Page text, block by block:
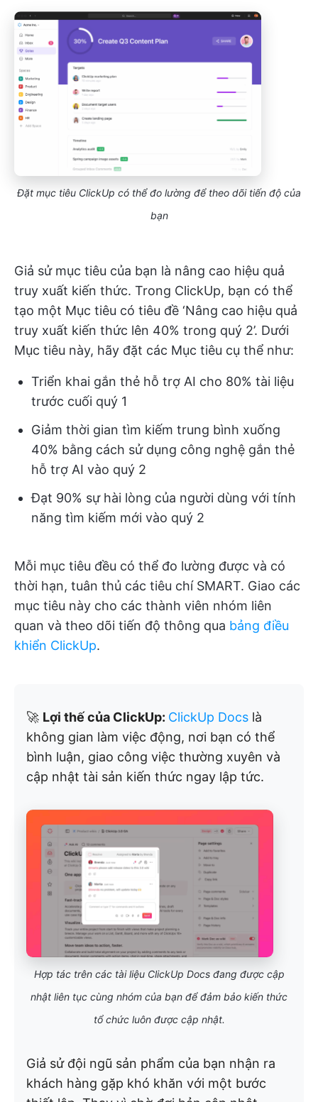
Đặt mục tiêu ClickUp có thể đo lường để theo dõi tiến độ của
bạn
Giả sử mục tiêu của bạn là nâng cao hiệu quả
truy xuất kiến thức. Trong ClickUp, bạn có thể
tạo một Mục tiêu có tiêu đề ‘Nâng cao hiệu quả
truy xuất kiến thức lên 40% trong quý 2’. Dưới
Mục tiêu này, hãy đặt các Mục tiêu cụ thể như:
Triển khai gắn thẻ hỗ trợ AI cho 80% tài liệu
trước cuối quý 1
Giảm thời gian tìm kiếm trung bình xuống
40% bằng cách sử dụng công nghệ gắn thẻ
hỗ trợ AI vào quý 2
Đạt 90% sự hài lòng của người dùng với tính
năng tìm kiếm mới vào quý 2
Mỗi mục tiêu đều có thể đo lường được và có
thời hạn, tuân thủ các tiêu chí SMART. Giao các
mục tiêu này cho các thành viên nhóm liên
quan và theo dõi tiến độ thông qua bảng điều
khiển ClickUp.
🚀 Lợi thế của ClickUp: ClickUp Docs là
không gian làm việc động, nơi bạn có thể
bình luận, giao công việc thường xuyên và
cập nhật tài sản kiến thức ngay lập tức.
Hợp tác trên các tài liệu ClickUp Docs đang được cập
nhật liên tục cùng nhóm của bạn để đảm bảo kiến thức
tổ chức luôn được cập nhật.
Giả sử đội ngũ sản phẩm của bạn nhận ra
khách hàng gặp khó khăn với một bước